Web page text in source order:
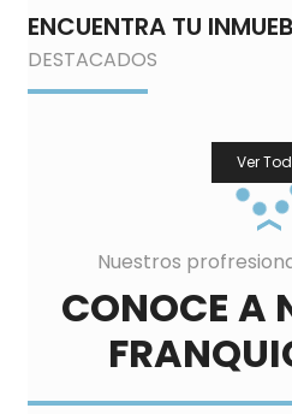
ENCUENTRA TU
DESTACADOS
Ver
Nuestros
CONOCE A